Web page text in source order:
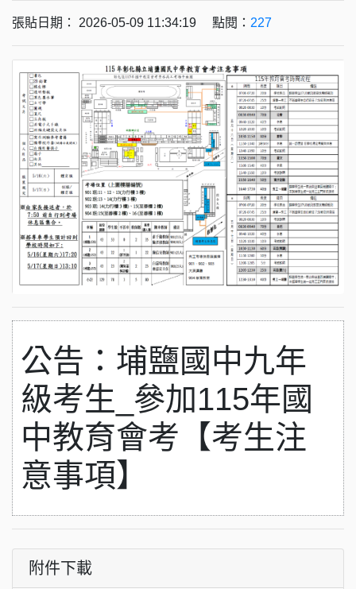
張貼日期： 2026-05-09 11:34:19 點閱： 227
公告：埔鹽國中九年
級考生_參加115年國
中教育會考【考生注
意事項】
附件下載